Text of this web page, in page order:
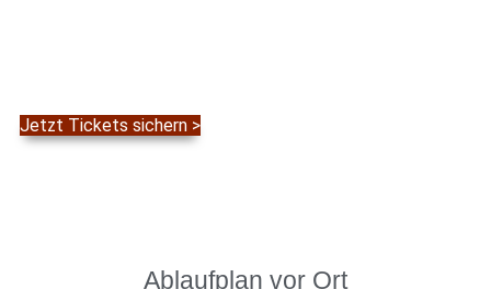
Jetzt Tickets sichern >
Ablaufplan vor Ort